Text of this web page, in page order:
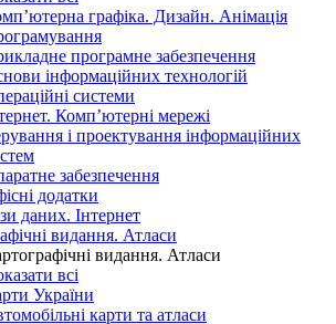
графіка. Дизайн. Анімація
програмне забезпечення
інформаційних технологій
системи
Комп’ютерні мережі
і проектування інформаційних
забезпечення
додатки
даних. Інтернет
видання. Атласи
видання. Атласи
всі
України
карти та атласи